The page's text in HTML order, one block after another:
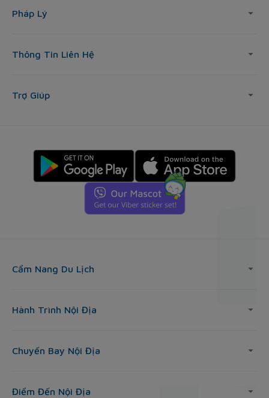
Pháp Lý
Thông Tin Liên Hệ
Trợ Giúp
Cẩm Nang Du Lịch
Hành Trình Nội Địa
Chuyến Bay Nội Địa
Điểm Đến Nội Địa